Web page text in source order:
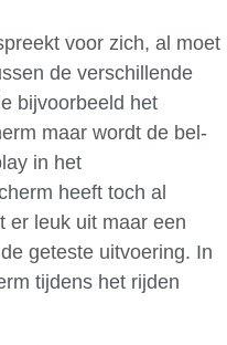
voor zich, al moet
de verschillende
bijvoorbeeld het
maar wordt de bel-
in het
heeft toch al
er leuk uit maar een
geteste uitvoering. In
tijdens het rijden